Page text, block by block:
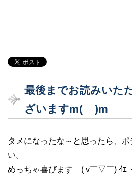
最後までお読みいた
ざいますm(__)m
タメになったな～と思ったら、
い。
めっちゃ喜びます ( v￣▽￣)